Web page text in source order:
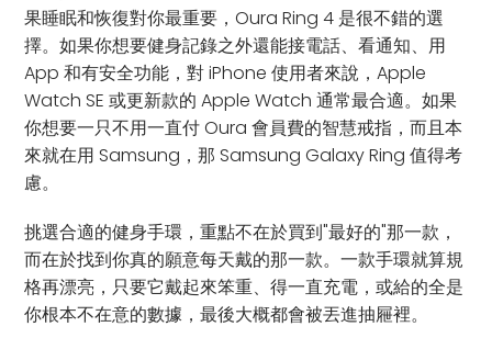
果睡眠和恢復對你最重要，Oura Ring 4 是很不錯的選
擇。如果你想要健身記錄之外還能接電話、看通知、用
App 和有安全功能，對 iPhone 使用者來說，Apple
Watch SE 或更新款的 Apple Watch 通常最合適。如果
你想要一只不用一直付 Oura 會員費的智慧戒指，而且本
來就在用 Samsung，那 Samsung Galaxy Ring 值得考
慮。
挑選合適的健身手環，重點不在於買到"最好的"那一款，
而在於找到你真的願意每天戴的那一款。一款手環就算規
格再漂亮，只要它戴起來笨重、得一直充電，或給的全是
你根本不在意的數據，最後大概都會被丟進抽屜裡。